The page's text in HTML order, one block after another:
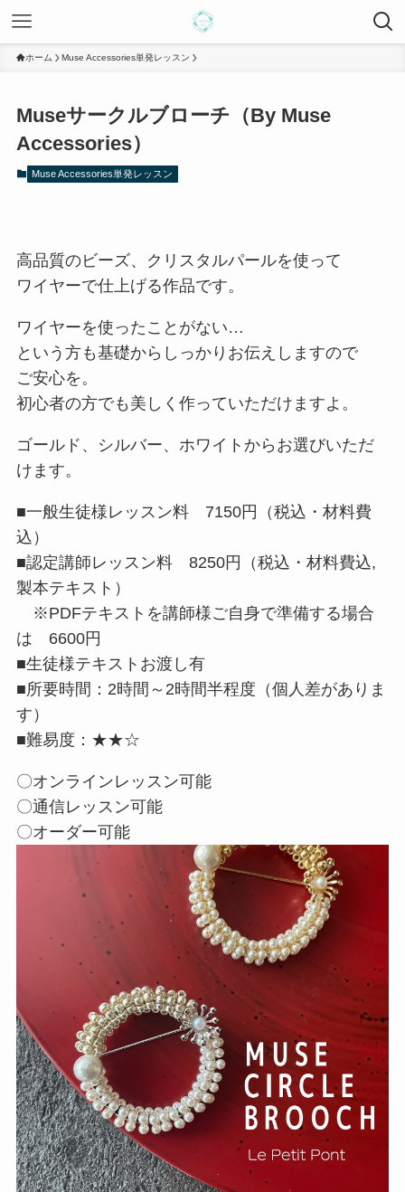
ホーム Muse Accessories単発レッスン
Museサークルブローチ（By Muse
Accessories）
Muse Accessories単発レッスン
高品質のビーズ、クリスタルパールを使って
ワイヤーで仕上げる作品です。
ワイヤーを使ったことがない…
という方も基礎からしっかりお伝えしますので
ご安心を。
初心者の方でも美しく作っていただけますよ。
ゴールド、シルバー、ホワイトからお選びいただ
けます。
■一般生徒様レッスン料 7150円（税込・材料費
込）
■認定講師レッスン料 8250円（税込・材料費込,
製本テキスト）
※PDFテキストを講師様ご自身で準備する場合
は 6600円
■生徒様テキストお渡し有
■所要時間：2時間～2時間半程度（個人差がありま
す）
■難易度：★★☆
〇オンラインレッスン可能
〇通信レッスン可能
〇オーダー可能